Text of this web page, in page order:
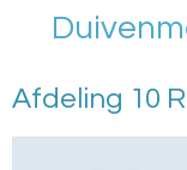
naar
de
hoofdinhoud
Afdeling 10